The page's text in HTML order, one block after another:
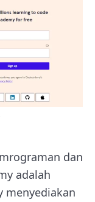
dan
adalah
menyediakan